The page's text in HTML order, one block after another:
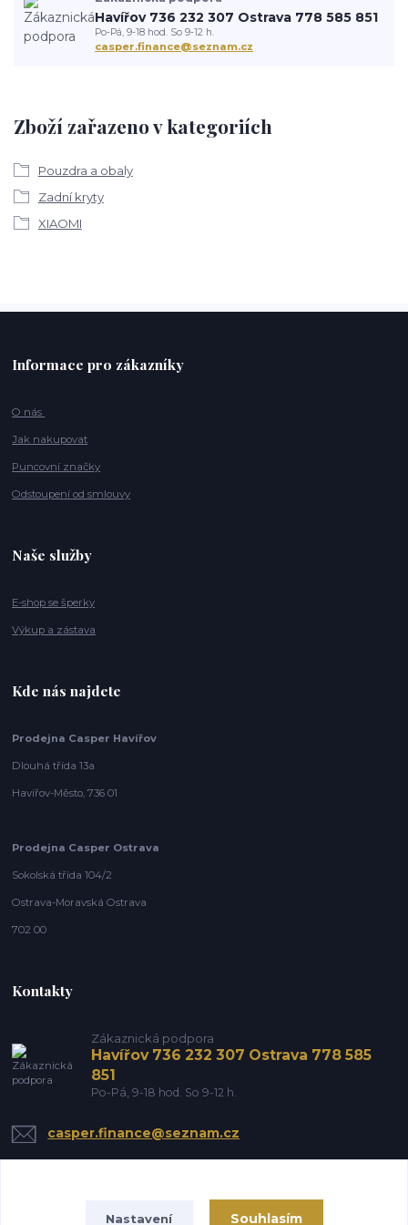
Zboží zařazeno v kategoriích
Pouzdra a obaly
Zadní kryty
XIAOMI
Havířov 736 232 307 Ostrava 778 585 851
Po-Pá, 9-18 hod. So 9-12 h.
casper.finance@seznam.cz
Informace pro zákazníky
O nás
Jak nakupovat
Puncovní značky
Odstoupení od smlouvy
Naše služby
E-shop se šperky
Výkup a zástava
Kde nás najdete
Prodejna Casper Havířov
Dlouhá třída 13a
Havířov-Město, 736 01
Prodejna Casper Ostrava
Sokolská třída 104/2
Ostrava-Moravská Ostrava
702 00
Kontakty
Zákaznická podpora
Havířov 736 232 307 Ostrava 778 585
851
Po-Pá, 9-18 hod. So 9-12 h.
casper.finance@seznam.cz
Nastavení Souhlasím